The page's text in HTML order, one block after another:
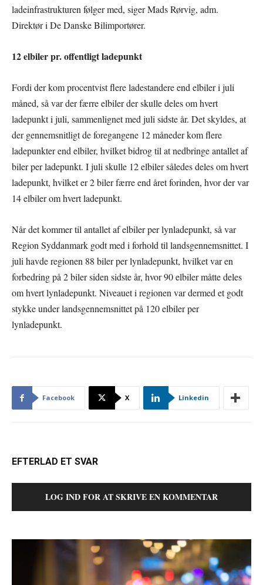
ladeinfrastrukturen følger med, siger Mads Rørvig, adm.
Direktør i De Danske Bilimportører.
12 elbiler pr. offentligt ladepunkt
Fordi der kom procentvist flere ladestandere end elbiler i juli
måned, så var der færre elbiler der skulle deles om hvert
ladepunkt i juli, sammenlignet med juli sidste år. Det skyldes, at
der gennemsnitligt de foregangene 12 måneder kom flere
ladepunkter end elbiler, hvilket bidrog til at nedbringe antallet af
biler per ladepunkt. I juli skulle 12 elbiler således deles om hvert
ladepunkt, hvilket er 2 biler færre end året forinden, hvor der var
14 elbiler om hvert ladepunkt.
Når det kommer til antallet af elbiler per lynladepunkt, så var
Region Syddanmark godt med i forhold til landsgennemsnittet. I
juli havde regionen 88 biler per lynladepunkt, hvilket var en
forbedring på 2 biler siden sidste år, hvor 90 elbiler måtte deles
om hvert lynladepunkt. Niveauet i regionen var dermed et godt
stykke under landsgennemsnittet på 120 elbiler per
lynladepunkt.
Facebook X Linkedin
EFTERLAD ET SVAR
LOG IND FOR AT SKRIVE EN KOMMENTAR